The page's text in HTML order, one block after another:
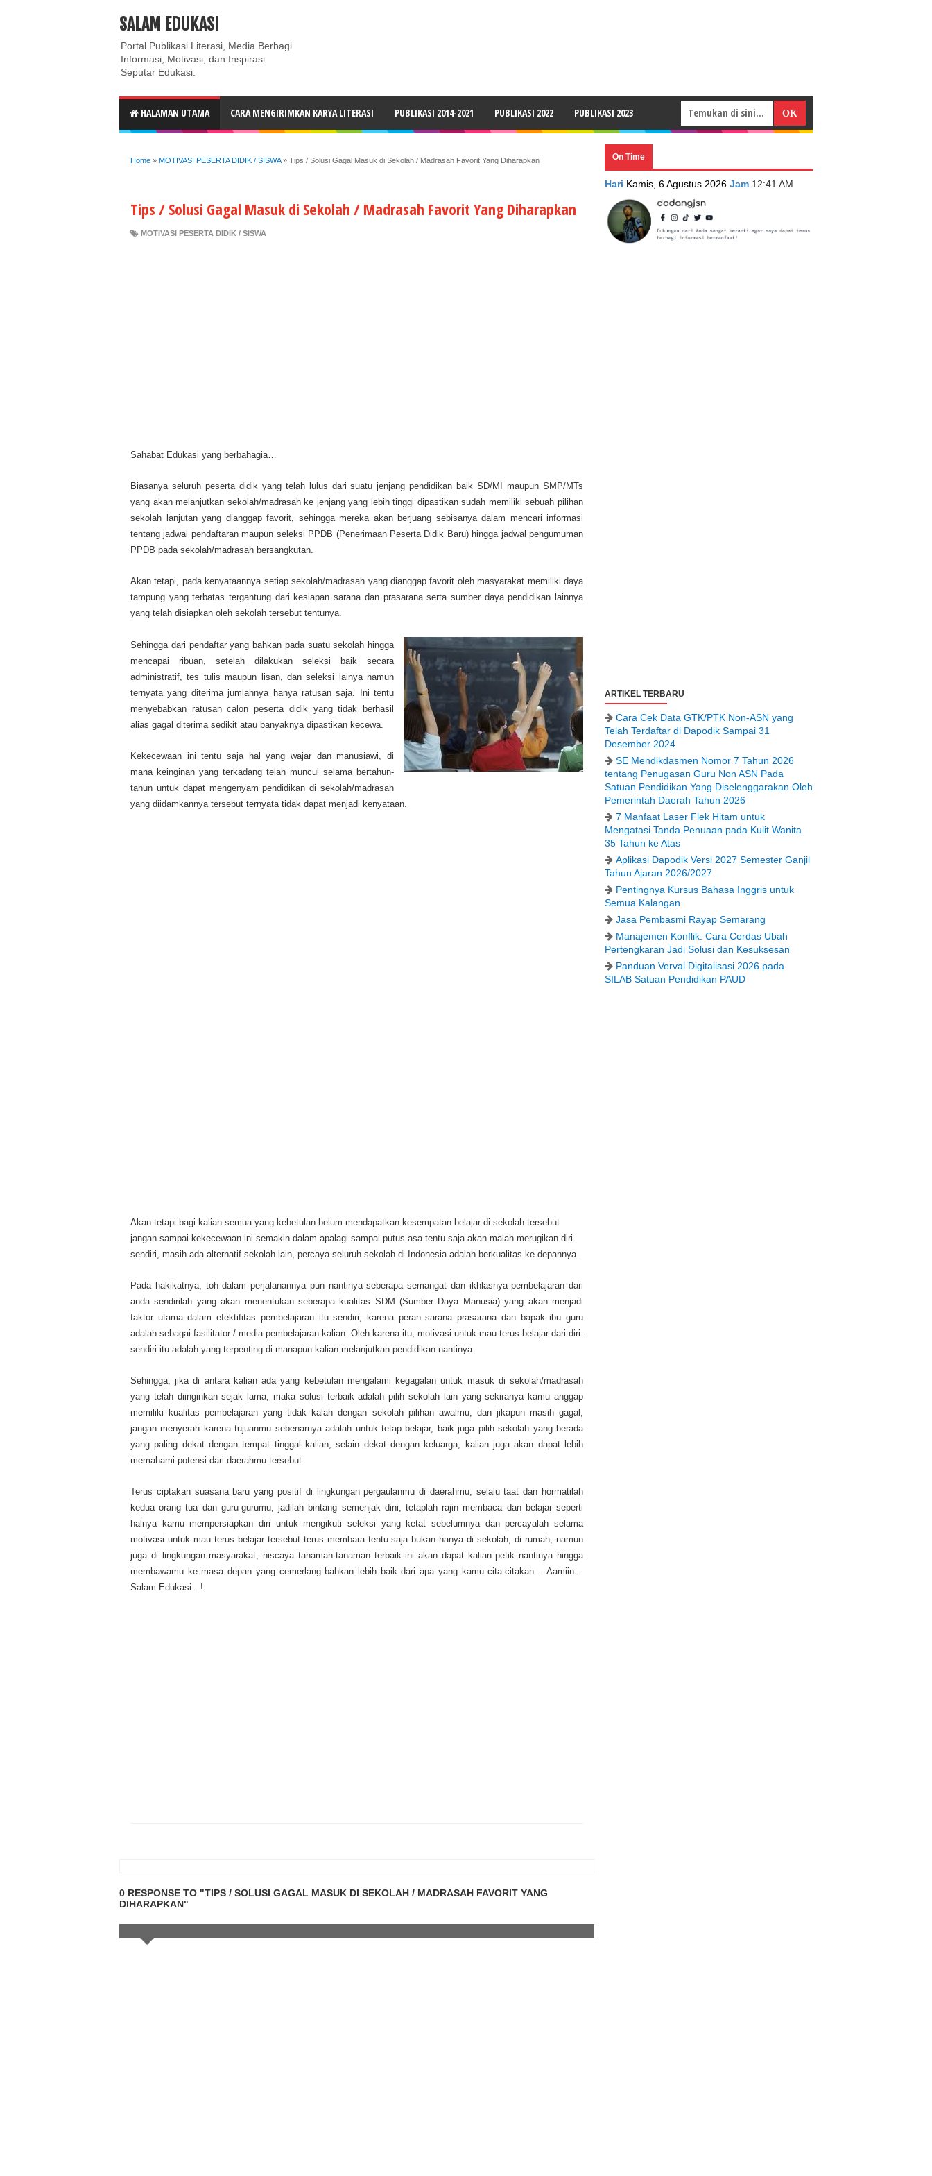
ABOUT CONTACT US
SALAM EDUKASI
Portal Publikasi Literasi, Media Berbagi
Informasi, Motivasi, dan Inspirasi
Seputar Edukasi.
HALAMAN UTAMA CARA MENGIRIMKAN KARYA LITERASI PUBLIKASI 2014-2021 PUBLIKASI 2022 PUBLIKASI 2023
Home » MOTIVASI PESERTA DIDIK / SISWA» Tips / Solusi Gagal Masuk di Sekolah / Madrasah Favorit Yang Diharapkan
Tips / Solusi Gagal Masuk di Sekolah / Madrasah Favorit Yang Diharapkan
MOTIVASI PESERTA DIDIK / SISWA
Sahabat Edukasi yang berbahagia…
Biasanya seluruh peserta didik yang telah lulus dari suatu jenjang pendidikan baik SD/MI maupun SMP/MTs
yang akan melanjutkan sekolah/madrasah ke jenjang yang lebih tinggi dipastikan sudah memiliki sebuah pilihan
sekolah lanjutan yang dianggap favorit, sehingga mereka akan berjuang sebisanya dalam mencari informasi
tentang jadwal pendaftaran maupun seleksi PPDB (Penerimaan Peserta Didik Baru) hingga jadwal pengumuman
PPDB pada sekolah/madrasah bersangkutan.
Akan tetapi, pada kenyataannya setiap sekolah/madrasah yang dianggap favorit oleh masyarakat memiliki daya
tampung yang terbatas tergantung dari kesiapan sarana dan prasarana serta sumber daya pendidikan lainnya
yang telah disiapkan oleh sekolah tersebut tentunya.
Sehingga dari pendaftar yang bahkan pada suatu sekolah hingga
mencapai ribuan, setelah dilakukan seleksi baik secara
administratif, tes tulis maupun lisan, dan seleksi lainya namun
ternyata yang diterima jumlahnya hanya ratusan saja. Ini tentu
menyebabkan ratusan calon peserta didik yang tidak berhasil
alias gagal diterima sedikit atau banyaknya dipastikan kecewa.
Kekecewaan ini tentu saja hal yang wajar dan manusiawi, di
mana keinginan yang terkadang telah muncul selama bertahun-
tahun untuk dapat mengenyam pendidikan di sekolah/madrasah
yang diidamkannya tersebut ternyata tidak dapat menjadi kenyataan.
Akan tetapi bagi kalian semua yang kebetulan belum mendapatkan kesempatan belajar di sekolah tersebut
jangan sampai kekecewaan ini semakin dalam apalagi sampai putus asa tentu saja akan malah merugikan diri-
sendiri, masih ada alternatif sekolah lain, percaya seluruh sekolah di Indonesia adalah berkualitas ke depannya.
Pada hakikatnya, toh dalam perjalanannya pun nantinya seberapa semangat dan ikhlasnya pembelajaran dari
anda sendirilah yang akan menentukan seberapa kualitas SDM (Sumber Daya Manusia) yang akan menjadi
faktor utama dalam efektifitas pembelajaran itu sendiri, karena peran sarana prasarana dan bapak ibu guru
adalah sebagai fasilitator / media pembelajaran kalian. Oleh karena itu, motivasi untuk mau terus belajar dari diri-
sendiri itu adalah yang terpenting di manapun kalian melanjutkan pendidikan nantinya.
Sehingga, jika di antara kalian ada yang kebetulan mengalami kegagalan untuk masuk di sekolah/madrasah
yang telah diinginkan sejak lama, maka solusi terbaik adalah pilih sekolah lain yang sekiranya kamu anggap
memiliki kualitas pembelajaran yang tidak kalah dengan sekolah pilihan awalmu, dan jikapun masih gagal,
jangan menyerah karena tujuanmu sebenarnya adalah untuk tetap belajar, baik juga pilih sekolah yang berada
yang paling dekat dengan tempat tinggal kalian, selain dekat dengan keluarga, kalian juga akan dapat lebih
memahami potensi dari daerahmu tersebut.
Terus ciptakan suasana baru yang positif di lingkungan pergaulanmu di daerahmu, selalu taat dan hormatilah
kedua orang tua dan guru-gurumu, jadilah bintang semenjak dini, tetaplah rajin membaca dan belajar seperti
halnya kamu mempersiapkan diri untuk mengikuti seleksi yang ketat sebelumnya dan percayalah selama
motivasi untuk mau terus belajar tersebut terus membara tentu saja bukan hanya di sekolah, di rumah, namun
juga di lingkungan masyarakat, niscaya tanaman-tanaman terbaik ini akan dapat kalian petik nantinya hingga
membawamu ke masa depan yang cemerlang bahkan lebih baik dari apa yang kamu cita-citakan… Aamiin…
Salam Edukasi…!
0 RESPONSE TO "TIPS / SOLUSI GAGAL MASUK DI SEKOLAH / MADRASAH FAVORIT YANG
DIHARAPKAN"
On Time
Hari Kamis, 6 Agustus 2026 Jam 12:41 AM
ARTIKEL TERBARU
Cara Cek Data GTK/PTK Non-ASN yang
Telah Terdaftar di Dapodik Sampai 31
Desember 2024
SE Mendikdasmen Nomor 7 Tahun 2026
tentang Penugasan Guru Non ASN Pada
Satuan Pendidikan Yang Diselenggarakan Oleh
Pemerintah Daerah Tahun 2026
7 Manfaat Laser Flek Hitam untuk
Mengatasi Tanda Penuaan pada Kulit Wanita
35 Tahun ke Atas
Aplikasi Dapodik Versi 2027 Semester Ganjil
Tahun Ajaran 2026/2027
Pentingnya Kursus Bahasa Inggris untuk
Semua Kalangan
Jasa Pembasmi Rayap Semarang
Manajemen Konflik: Cara Cerdas Ubah
Pertengkaran Jadi Solusi dan Kesuksesan
Panduan Verval Digitalisasi 2026 pada
SILAB Satuan Pendidikan PAUD